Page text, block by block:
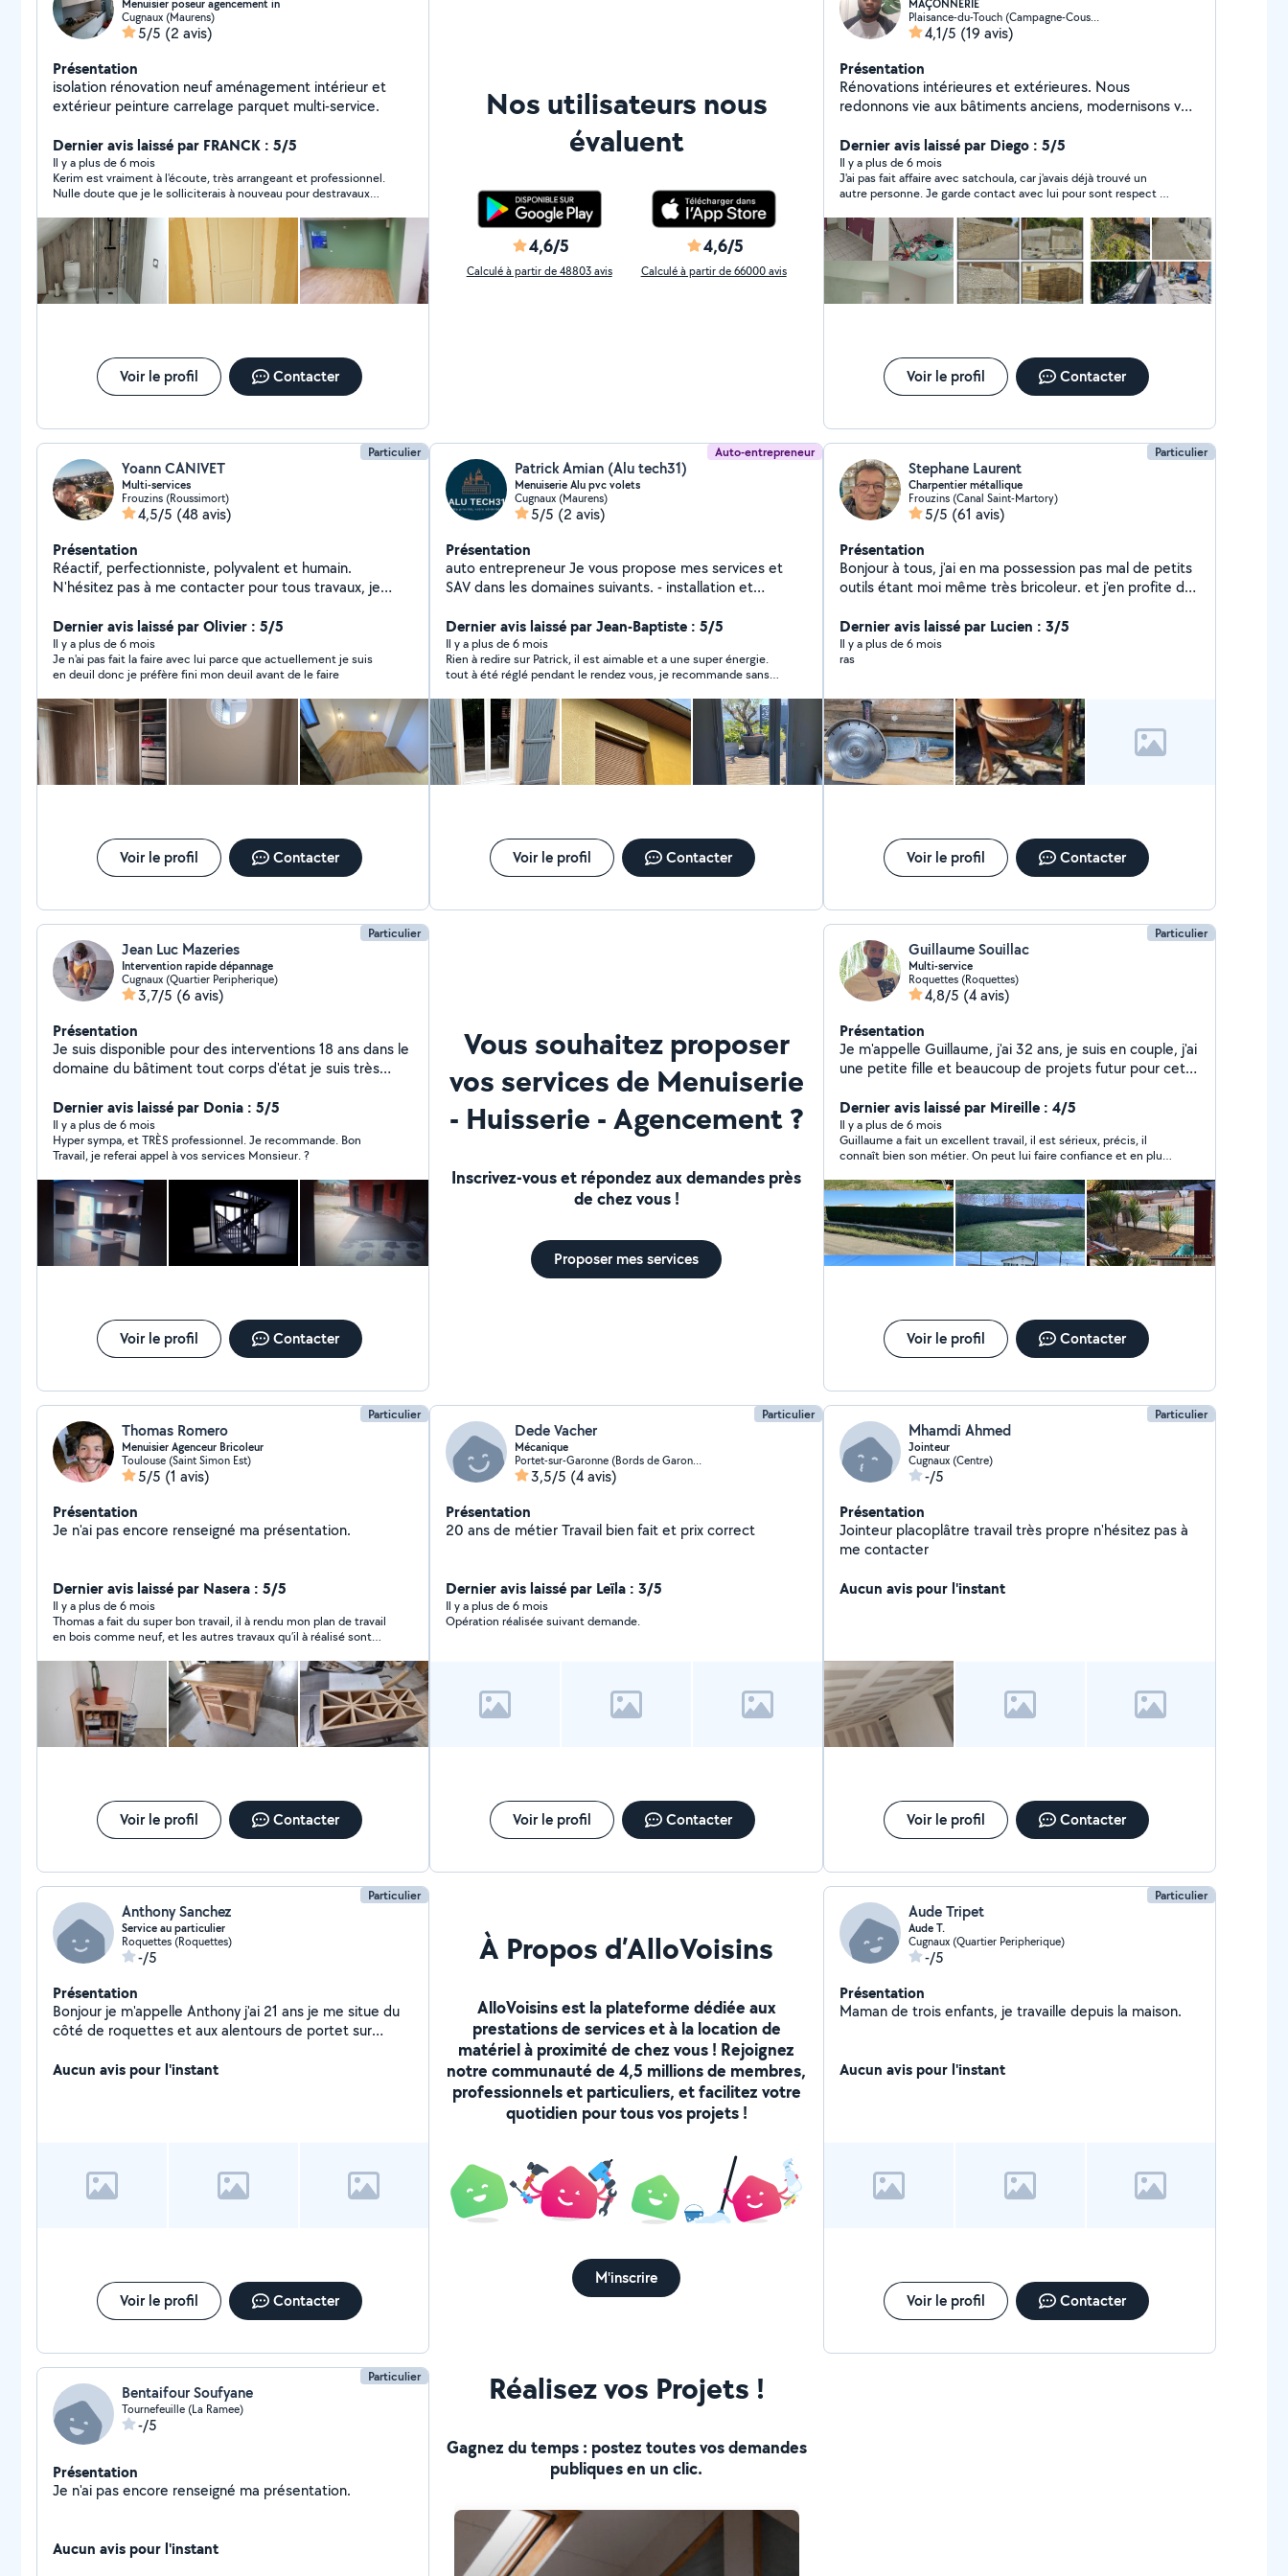
Menuisier poseur agencement in
Cugnaux (Maurens)
5/5 (2 avis)
Présentation
isolation rénovation neuf aménagement intérieur et
extérieur peinture carrelage parquet multi-service.
Dernier avis laissé par FRANCK : 5/5
Il y a plus de 6 mois
Kerim est vraiment à l'écoute, très arrangeant et professionnel.
Nulle doute que je le solliciterais à nouveau pour destravaux
Voir le profil Contacter
Nos utilisateurs nous
évaluent
4,6/5
Calculé à partir de 48803 avis
4,6/5
Calculé à partir de 66000 avis
MAÇONNERIE
Plaisance-du-Touch (Campagne-Coustaou)
4,1/5 (19 avis)
Présentation
Rénovations intérieures et extérieures. Nous
redonnons vie aux bâtiments anciens, modernisons vos
façades et assurons l'étanchéité, l'isolation, les chapes,
les dalles, les murs porteurs, etc. Notre objectif : un
travail solide, durable et soigné, dans le respect des
délais et de votre budget. Votre projet mérite une
main appliquée, nous sommes là pour le réaliser !
Dernier avis laissé par Diego : 5/5
Il y a plus de 6 mois
J'ai pas fait affaire avec satchoula, car j'avais déjà trouvé un
autre personne. Je garde contact avec lui pour sont respect et
Voir le profil Contacter
Particulier
Yoann CANIVET
Multi-services
Frouzins (Roussimort)
4,5/5 (48 avis)
Présentation
Réactif, perfectionniste, polyvalent et humain.
N'hésitez pas à me contacter pour tous travaux, je
solution ensemble CAP électricité obtenu cette année
Dernier avis laissé par Olivier : 5/5
Il y a plus de 6 mois
Je n'ai pas fait la faire avec lui parce que actuellement je suis
en deuil donc je préfère fini mon deuil avant de le faire
Voir le profil Contacter
Auto-entrepreneur
Patrick Amian (Alu tech31)
Menuiserie Alu pvc volets
Cugnaux (Maurens)
5/5 (2 avis)
Présentation
auto entrepreneur Je vous propose mes services et
SAV dans les domaines suivants. - installation et
porte,fenêtre,coulissant,velux,portail - installation et
réparation de volets roulant manuel et motorisé -
installation et réparation de serrures ( ALU-PVC ) - SAV
sur toutes marques Alu et pvc,volets roulant.
Dernier avis laissé par Jean-Baptiste : 5/5
Il y a plus de 6 mois
Rien à redire sur Patrick, il est aimable et a une super énergie.
tout à été réglé pendant le rendez vous, je recommande sans
Voir le profil Contacter
Particulier
Stephane Laurent
Charpentier métallique
Frouzins (Canal Saint-Martory)
5/5 (61 avis)
Présentation
Bonjour à tous, j'ai en ma possession pas mal de petits
outils étant moi même très bricoleur. et j'en profite de
perceuse, perforateur, visseuse , bétonnière électrique
Dernier avis laissé par Lucien : 3/5
Il y a plus de 6 mois
ras
Voir le profil Contacter
Particulier
Jean Luc Mazeries
Intervention rapide dépannage
Cugnaux (Quartier Peripherique)
3,7/5 (6 avis)
Présentation
Je suis disponible pour des interventions 18 ans dans le
domaine du bâtiment tout corps d'état je suis très
exorbitant
Dernier avis laissé par Donia : 5/5
Il y a plus de 6 mois
Hyper sympa, et TRÈS professionnel. Je recommande. Bon
Travail, je referai appel à vos services Monsieur. ?
Voir le profil Contacter
Vous souhaitez proposer
vos services de Menuiserie
- Huisserie - Agencement ?
Inscrivez-vous et répondez aux demandes près
de chez vous !
Proposer mes services
Particulier
Guillaume Souillac
Multi-service
Roquettes (Roquettes)
4,8/5 (4 avis)
Présentation
Je m'appelle Guillaume, j'ai 32 ans, je suis en couple, j'ai
une petite fille et beaucoup de projets futur pour cette
application pour trouver des solutions à nos problème
plus facilement. Ayant travaillé dans beaucoup de
corps de métiers différents je souhaiterai faire part de
mon expérience et mes multiples connaissances pour
vous aider.
Dernier avis laissé par Mireille : 4/5
Il y a plus de 6 mois
Guillaume a fait un excellent travail, il est sérieux, précis, il
connaît bien son métier. On peut lui faire confiance et en plus
Voir le profil Contacter
Particulier
Thomas Romero
Menuisier Agenceur Bricoleur
Toulouse (Saint Simon Est)
5/5 (1 avis)
Présentation
Je n'ai pas encore renseigné ma présentation.
Dernier avis laissé par Nasera : 5/5
Il y a plus de 6 mois
Thomas a fait du super bon travail, il à rendu mon plan de travail
en bois comme neuf, et les autres travaux qu’il à réalisé sont
recommandons les yeux fermés. Encore merci
Voir le profil Contacter
Particulier
Dede Vacher
Mécanique
Portet-sur-Garonne (Bords de Garonne)
3,5/5 (4 avis)
Présentation
20 ans de métier Travail bien fait et prix correct
Dernier avis laissé par Leïla : 3/5
Il y a plus de 6 mois
Opération réalisée suivant demande.
Voir le profil Contacter
Particulier
Mhamdi Ahmed
Jointeur
Cugnaux (Centre)
-/5
Présentation
Jointeur placoplâtre travail très propre n'hésitez pas à
me contacter
Aucun avis pour l'instant
Voir le profil Contacter
Particulier
Anthony Sanchez
Service au particulier
Roquettes (Roquettes)
-/5
Présentation
Bonjour je m'appelle Anthony j'ai 21 ans je me situe du
côté de roquettes et aux alentours de portet sur
dans le besoin. Je suis une personne aimable ,
Aucun avis pour l'instant
Voir le profil Contacter
À Propos d’AlloVoisins
AlloVoisins est la plateforme dédiée aux
prestations de services et à la location de
matériel à proximité de chez vous ! Rejoignez
notre communauté de 4,5 millions de membres,
professionnels et particuliers, et facilitez votre
quotidien pour tous vos projets !
M'inscrire
Particulier
Aude Tripet
Aude T.
Cugnaux (Quartier Peripherique)
-/5
Présentation
Maman de trois enfants, je travaille depuis la maison.
Aucun avis pour l'instant
Voir le profil Contacter
Particulier
Bentaifour Soufyane
Tournefeuille (La Ramee)
-/5
Présentation
Je n'ai pas encore renseigné ma présentation.
Aucun avis pour l'instant
Réalisez vos Projets !
Gagnez du temps : postez toutes vos demandes
publiques en un clic.